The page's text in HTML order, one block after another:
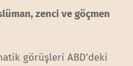
zenci ve göçmen
görüşleri ABD’deki